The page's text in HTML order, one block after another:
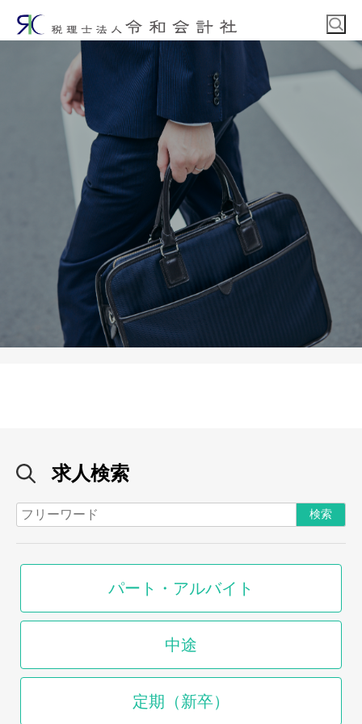
求人検索
パート・アルバイト
中途
定期（新卒）